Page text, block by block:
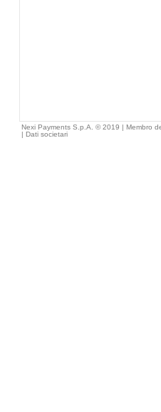
Nexi Payments S.p.A. © 2019 | Membro
| Dati societari